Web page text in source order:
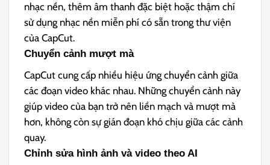
nhạc nền, thêm âm thanh đặc biệt hoặc thậm chí
sử dụng nhạc nền miễn phí có sẵn trong thư viện
của CapCut.
Chuyển cảnh mượt mà
CapCut cung cấp nhiều hiệu ứng chuyển cảnh giữa
các đoạn video khác nhau. Những chuyển cảnh này
giúp video của bạn trở nên liền mạch và mượt mà
hơn, không còn sự gián đoạn khó chịu giữa các cảnh
quay.
Chỉnh sửa hình ảnh và video theo AI